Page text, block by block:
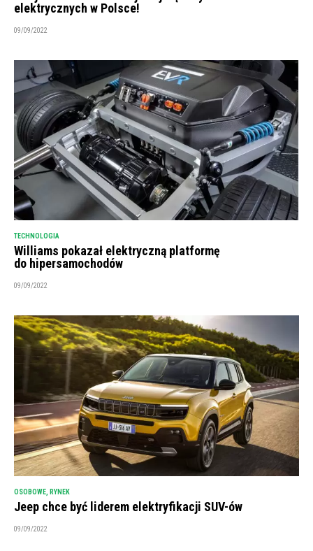
elektrycznych w Polsce!
09/09/2022
TECHNOLOGIA
Williams pokazał elektryczną platformę
do hipersamochodów
09/09/2022
OSOBOWE RYNEK
Jeep chce być liderem elektryfikacji SUV-ów
09/09/2022